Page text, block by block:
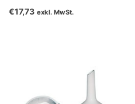
€17,73 exkl. MwSt.